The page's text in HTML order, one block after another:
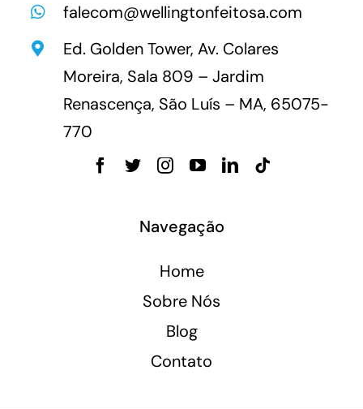
falecom@wellingtonfeitosa.com
Ed. Golden Tower, Av. Colares
Moreira, Sala 809 – Jardim
Renascença, São Luís – MA, 65075-
770
Navegação
Home
Sobre Nós
Blog
Contato